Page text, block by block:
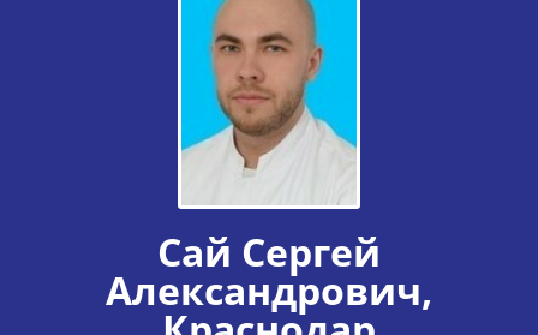
Сай Сергей
Александрович,